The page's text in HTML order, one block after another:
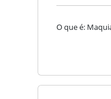
O que é: